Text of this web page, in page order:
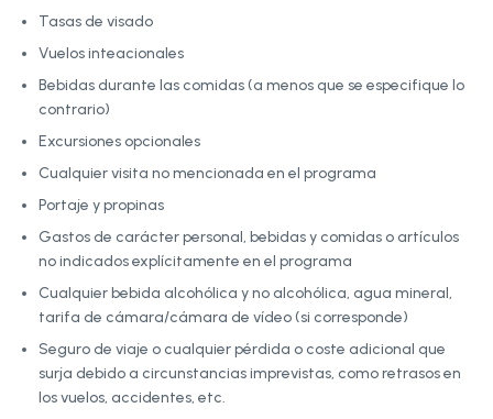
Tasas de visado
Vuelos inteacionales
Bebidas durante las comidas (a menos que se especifique lo
contrario)
Excursiones opcionales
Cualquier visita no mencionada en el programa
Portaje y propinas
Gastos de carácter personal, bebidas y comidas o artículos
no indicados explícitamente en el programa
Cualquier bebida alcohólica y no alcohólica, agua mineral,
tarifa de cámara/cámara de vídeo (si corresponde)
Seguro de viaje o cualquier pérdida o coste adicional que
surja debido a circunstancias imprevistas, como retrasos en
los vuelos, accidentes, etc.